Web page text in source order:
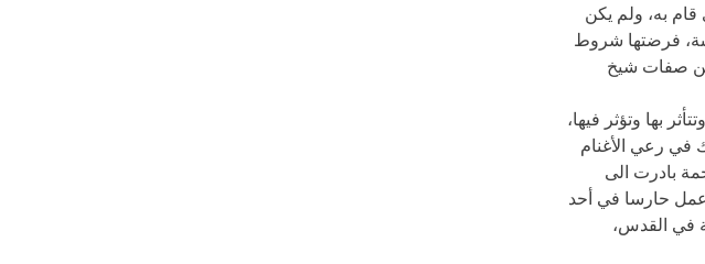
به، ولم يكن
فرضتها شروط
من صفات شيخ
بها وتؤثر فيها،
في رعي الأغنام
بادرت الى
عمل حارسا في أحد
في القدس،